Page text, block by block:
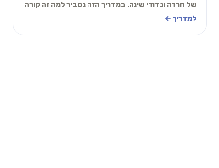
של חרדה ונדודי שינה. במדריך הזה נסביר למה זה קורה
ונלמד טכניקות מוכחות לשבור את המעגל.
למדריך ←